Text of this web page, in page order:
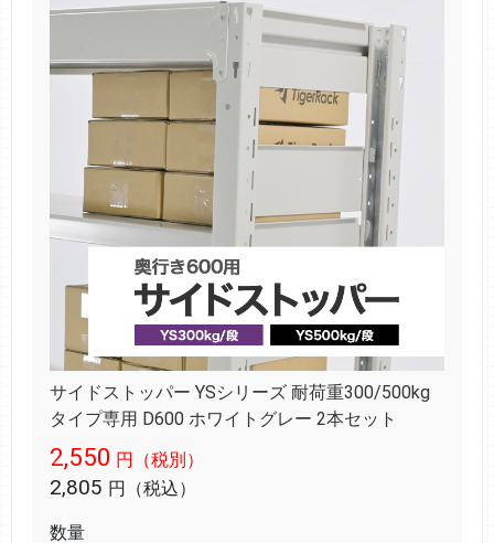
サイドストッパー YSシリーズ 耐荷重300/500kg
タイプ専用 D600 ホワイトグレー 2本セット
2,550 円（税別）
2,805 円（税込）
数量